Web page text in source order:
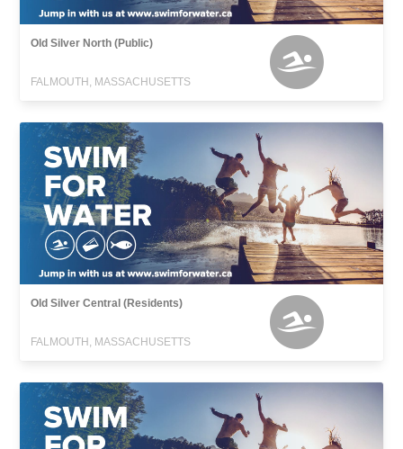
Old Silver North (Public)
FALMOUTH, MASSACHUSETTS
Old Silver Central (Residents)
FALMOUTH, MASSACHUSETTS